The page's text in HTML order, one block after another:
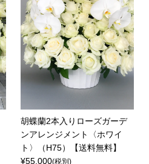
胡蝶蘭2本入りローズガーデ
ンアレンジメント〈ホワイ
ト〉（H75）【送料無料】
¥55,000(税別)